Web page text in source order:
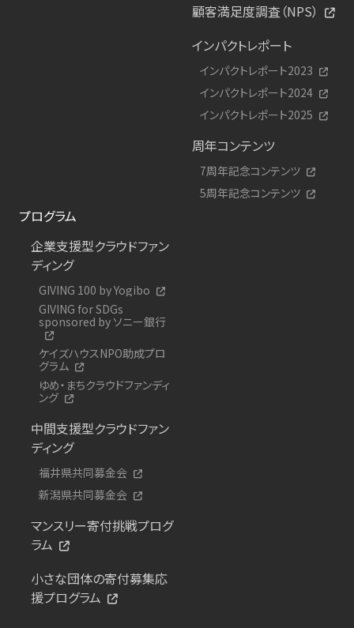
顧客満足度調査（NPS）
インパクトレポート
インパクトレポート2023
インパクトレポート2024
インパクトレポート2025
周年コンテンツ
7周年記念コンテンツ
5周年記念コンテンツ
プログラム
企業支援型クラウドファン
ディング
GIVING 100 by Yogibo
GIVING for SDGs
sponsored by ソニー銀行
ケイズハウスNPO助成プロ
グラム
ゆめ・まちクラウドファンディ
ング
中間支援型クラウドファン
ディング
福井県共同募金会
新潟県共同募金会
マンスリー寄付挑戦プログ
ラム
小さな団体の寄付募集応
援プログラム